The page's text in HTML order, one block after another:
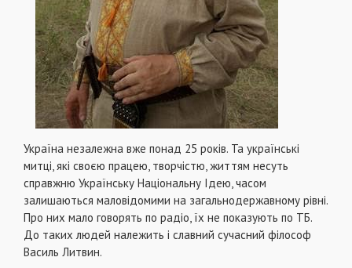
Україна незалежна вже понад 25 років. Та українські
митці, які своєю працею, творчістю, життям несуть
справжню Українську Національну Ідею, часом
залишаються маловідомими на загальнодержавному рівні.
Про них мало говорять по радіо, їх не показують по ТБ.
До таких людей належить і славний сучасний філософ
Василь Литвин.